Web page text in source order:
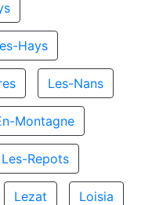
Hays
Les-Nans
Montagne
Les-Repots
Lezat Loisia